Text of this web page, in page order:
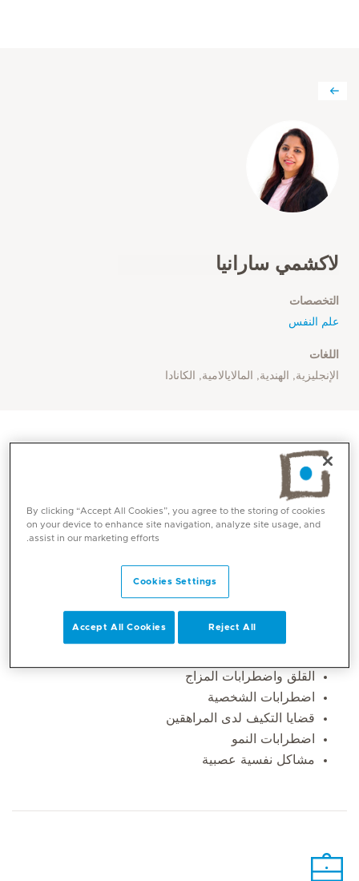
لاكشمي سارانيا
التخصصات
علم النفس
اللغات
الإنجليزية, الهندية, المالايالامية, الكانادا
المهارات الأساسية
القلق واضطرابات المزاج
اضطرابات الشخصية
قضايا التكيف لدى المراهقين
اضطرابات النمو
مشاكل نفسية عصبية
By clicking “Accept All Cookies”, you agree to the storing of cookies
on your device to enhance site navigation, analyze site usage, and
assist in our marketing efforts.
Cookies Settings
Reject All
Accept All Cookies